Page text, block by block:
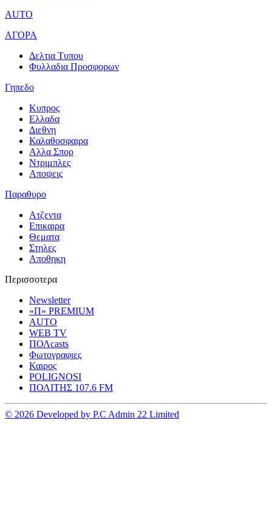
AUTO
ΑΓΟΡΑ
Δελτια Τυπου
Φυλλαδια Προσφορων
Γηπεδο
Κυπρος
Ελλαδα
Διεθνη
Καλαθοσφαιρα
Αλλα Σπορ
Ντριμπλες
Αποψεις
Παραθυρο
Ατζεντα
Επικαιρα
Θεματα
Στηλες
Αποθηκη
Περισσοτερα
Newsletter
«Π» PREMIUM
AUTO
WEB TV
ΠΟΛcasts
Φωτογραφιες
Καιρος
POLIGNOSI
ΠΟΛΙΤΗΣ 107.6 FM
© 2026 Developed by P.C Admin 22 Limited